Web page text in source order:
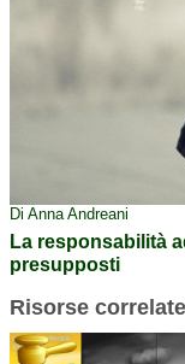
Di Anna Andreani
La responsabilità
presupposti
Risorse